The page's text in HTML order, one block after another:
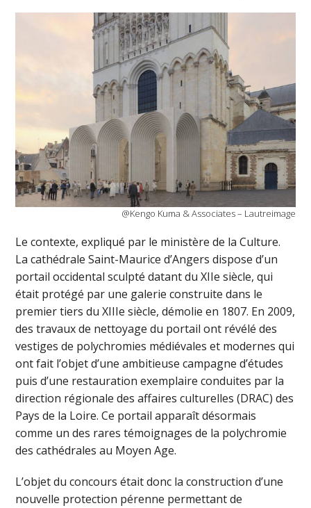
@Kengo Kuma & Associates – Lautreimage
Le contexte, expliqué par le ministère de la Culture.
La cathédrale Saint-Maurice d’Angers dispose d’un
portail occidental sculpté datant du XIIe siècle, qui
était protégé par une galerie construite dans le
premier tiers du XIIIe siècle, démolie en 1807. En 2009,
des travaux de nettoyage du portail ont révélé des
vestiges de polychromies médiévales et modernes qui
ont fait l’objet d’une ambitieuse campagne d’études
puis d’une restauration exemplaire conduites par la
direction régionale des affaires culturelles (DRAC) des
Pays de la Loire. Ce portail apparaît désormais
comme un des rares témoignages de la polychromie
des cathédrales au Moyen Age.
L’objet du concours était donc la construction d’une
nouvelle protection pérenne permettant de